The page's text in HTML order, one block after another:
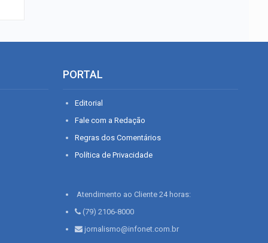
PORTAL
Editorial
Fale com a Redação
Regras dos Comentários
Política de Privacidade
Atendimento ao Cliente 24 horas:
(79) 2106-8000
jornalismo@infonet.com.br